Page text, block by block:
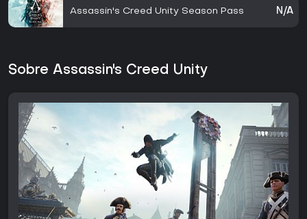
Assassin's Creed Unity Season Pass N/A
Sobre Assassin's Creed Unity